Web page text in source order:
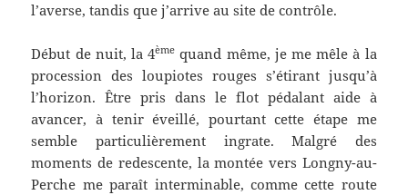
l’averse, tandis que j’arrive au site de contrôle.
Début de nuit, la 4ème quand même, je me mêle à la
procession des loupiotes rouges s’étirant jusqu’à
l’horizon. Être pris dans le flot pédalant aide à
avancer, à tenir éveillé, pourtant cette étape me
semble particulièrement ingrate. Malgré des
moments de redescente, la montée vers Longny-au-
Perche me paraît interminable, comme cette route